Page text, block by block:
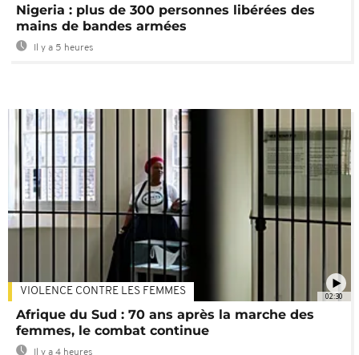
Nigeria : plus de 300 personnes libérées des
mains de bandes armées
Il y a 5 heures
02:30
VIOLENCE CONTRE LES FEMMES
Afrique du Sud : 70 ans après la marche des
femmes, le combat continue
Il y a 4 heures